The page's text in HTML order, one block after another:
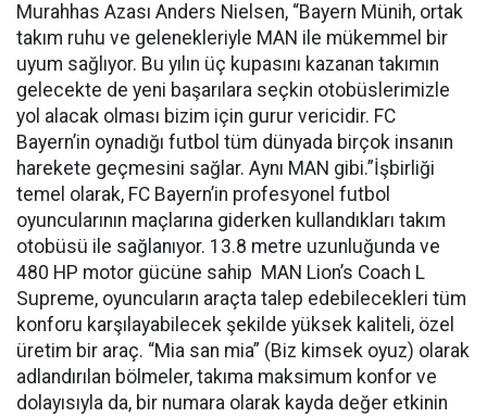
Murahhas Azası Anders Nielsen, “Bayern Münih, ortak
takım ruhu ve gelenekleriyle MAN ile mükemmel bir
uyum sağlıyor. Bu yılın üç kupasını kazanan takımın
gelecekte de yeni başarılara seçkin otobüslerimizle
yol alacak olması bizim için gurur vericidir. FC
Bayern’in oynadığı futbol tüm dünyada birçok insanın
harekete geçmesini sağlar. Aynı MAN gibi.”İşbirliği
temel olarak, FC Bayern’in profesyonel futbol
oyuncularının maçlarına giderken kullandıkları takım
otobüsü ile sağlanıyor. 13.8 metre uzunluğunda ve
480 HP motor gücüne sahip MAN Lion’s Coach L
Supreme, oyuncuların araçta talep edebilecekleri tüm
konforu karşılayabilecek şekilde yüksek kaliteli, özel
üretim bir araç. “Mia san mia” (Biz kimsek oyuz) olarak
adlandırılan bölmeler, takıma maksimum konfor ve
dolayısıyla da, bir numara olarak kayda değer etkinin